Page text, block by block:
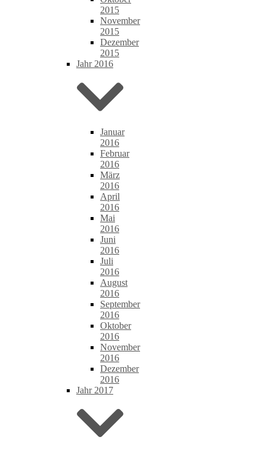
2015
November
2015
Dezember
2015
Jahr 2016
Januar
2016
Februar
2016
März
2016
April
2016
Mai
2016
Juni
2016
Juli
2016
August
2016
September
2016
Oktober
2016
November
2016
Dezember
2016
Jahr 2017